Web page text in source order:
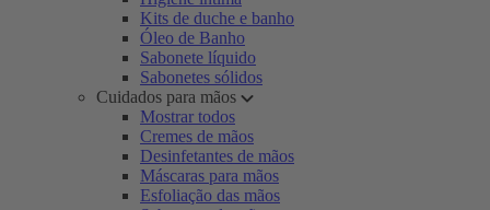
Kits de duche e banho
Óleo de Banho
Sabonete líquido
Sabonetes sólidos
Cuidados para mãos
Mostrar todos
Cremes de mãos
Desinfetantes de mãos
Máscaras para mãos
Esfoliação das mãos